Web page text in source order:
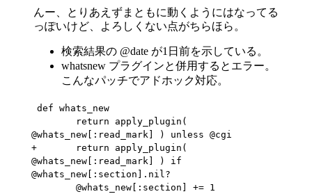
んー、とりあえずまともに動くようにはなってる
っぽいけど、よろしくない点がちらほら。
検索結果の @date が1日前を示している。
whatsnew プラグインと併用するとエラー。
こんなパッチでアドホック対応。
@whats_new[:read_mark] ) unless @cgi
+	return apply_plugin(
@whats_new[:read_mark] ) if
@whats_new[:section].nil?
@whats_new[:section] += 1